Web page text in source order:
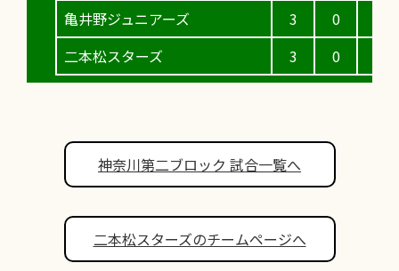
亀井野ジュニアーズ
二本松スターズ
3
3
0
0
神奈川第二ブロック 試合一覧へ
二本松スターズのチームページへ